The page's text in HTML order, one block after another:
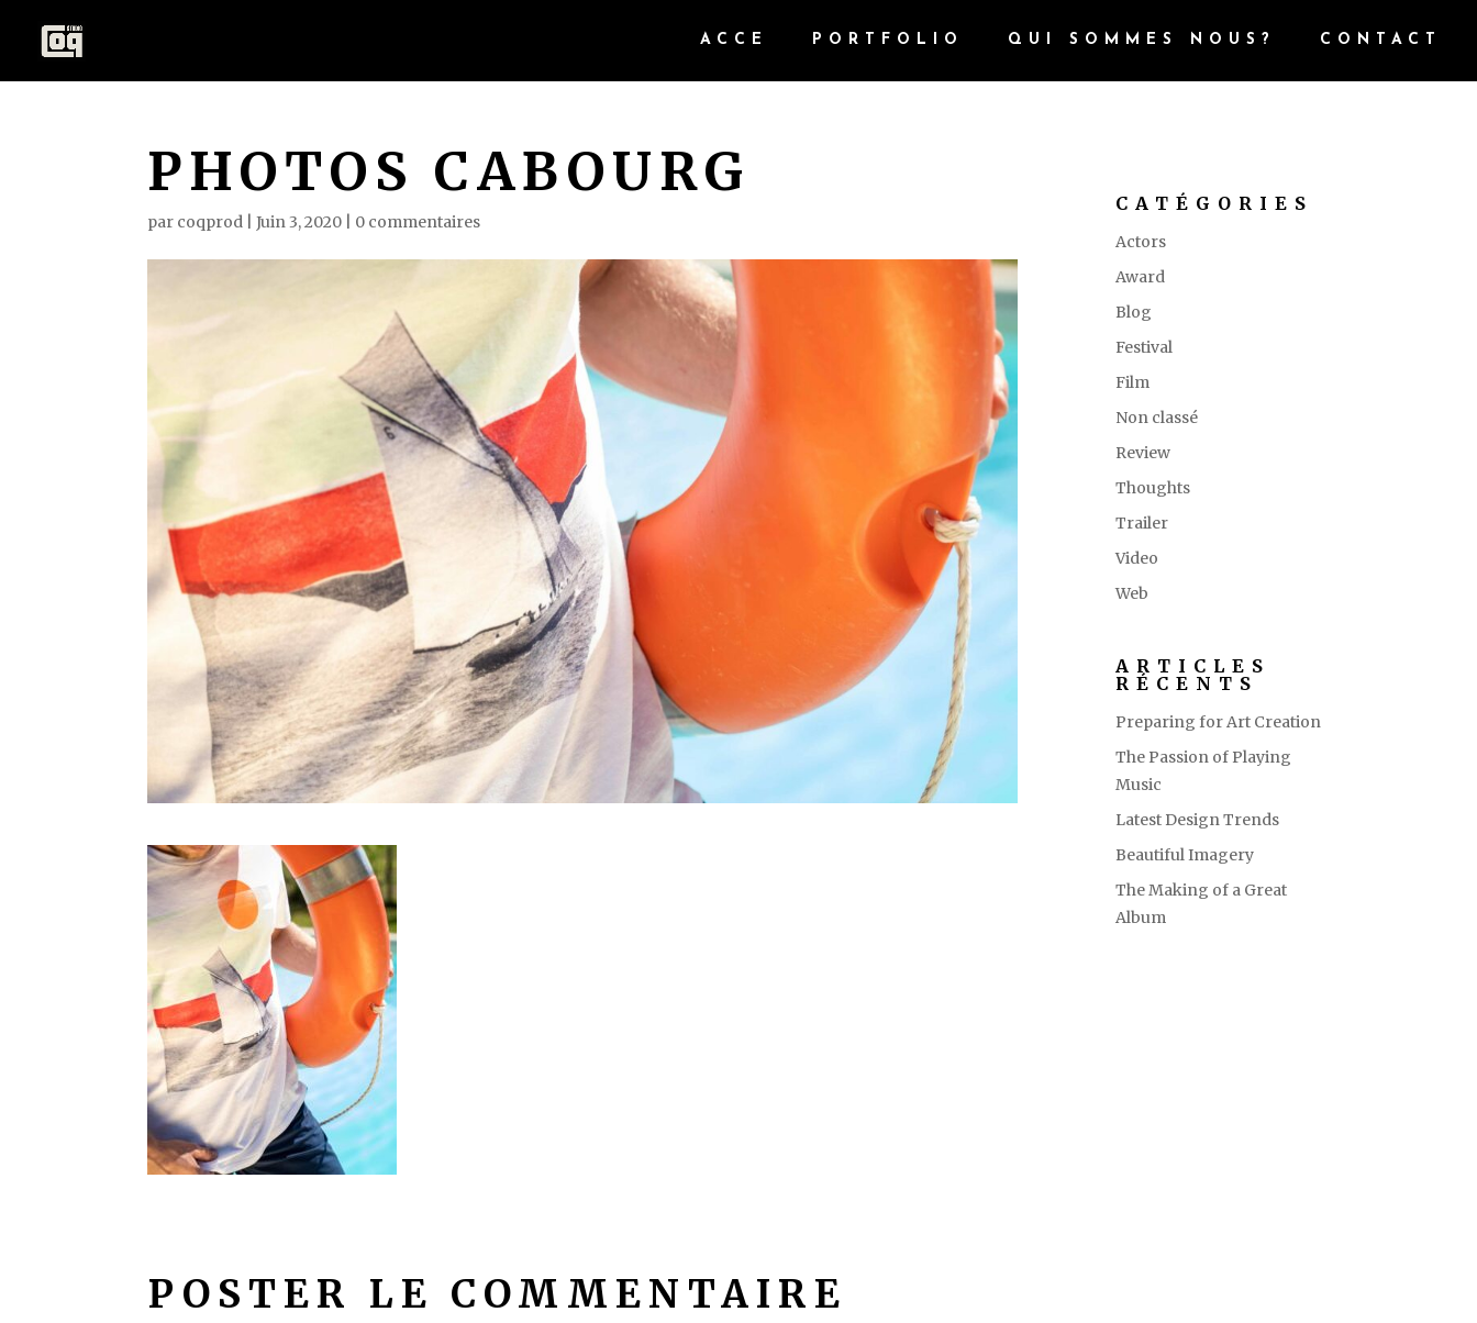
ACCE PORTFOLIO QUI SOMMES NOUS? CONTACT
PHOTOS CABOURG
par coqprod |Juin 3, 2020 0 commentaires
POSTER LE COMMENTAIRE
CATÉGORIES
Actors
Award
Blog
Festival
Film
Non classé
Review
Thoughts
Trailer
Video
Web
ARTICLES
RÉCENTS
Preparing for Art Creation
The Passion of Playing
Music
Latest Design Trends
Beautiful Imagery
The Making of a Great
Album